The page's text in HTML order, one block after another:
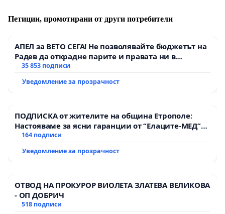
Петиции, промотирани от други потребители
АПЕЛ за ВЕТО СЕГА! Не позволявайте бюджетът на
Радев да открадне парите и правата ни в
тъмното
35 853 подписи
Уведомление за прозрачност
ПОДПИСКА от жителите на община Етрополе:
Настояваме за ясни гаранции от “Елаците-МЕД”
АД и от държавата, че ще се изпълнят всички
164 подписи
Уведомление за прозрачност
ОТВОД НА ПРОКУРОР ВИОЛЕТА ЗЛАТЕВА ВЕЛИКОВА
- ОП ДОБРИЧ
518 подписи